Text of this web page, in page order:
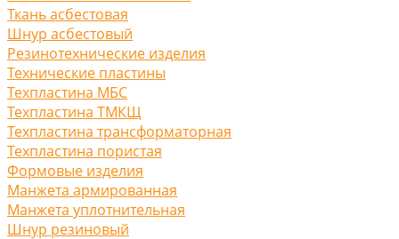
Ткань асбестовая
Шнур асбестовый
Резинотехнические изделия
Технические пластины
Техпластина МБС
Техпластина ТМКЩ
Техпластина трансформаторная
Техпластина пористая
Формовые изделия
Манжета армированная
Манжета уплотнительная
Шнур резиновый